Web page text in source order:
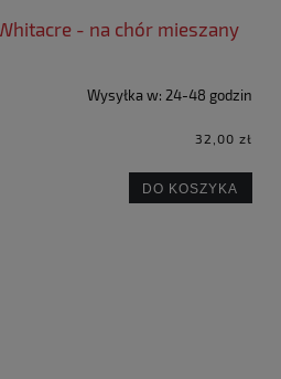
- na chór mieszany
Wysyłka w: 24-48 godzin
32,00 zł
DO KOSZYKA